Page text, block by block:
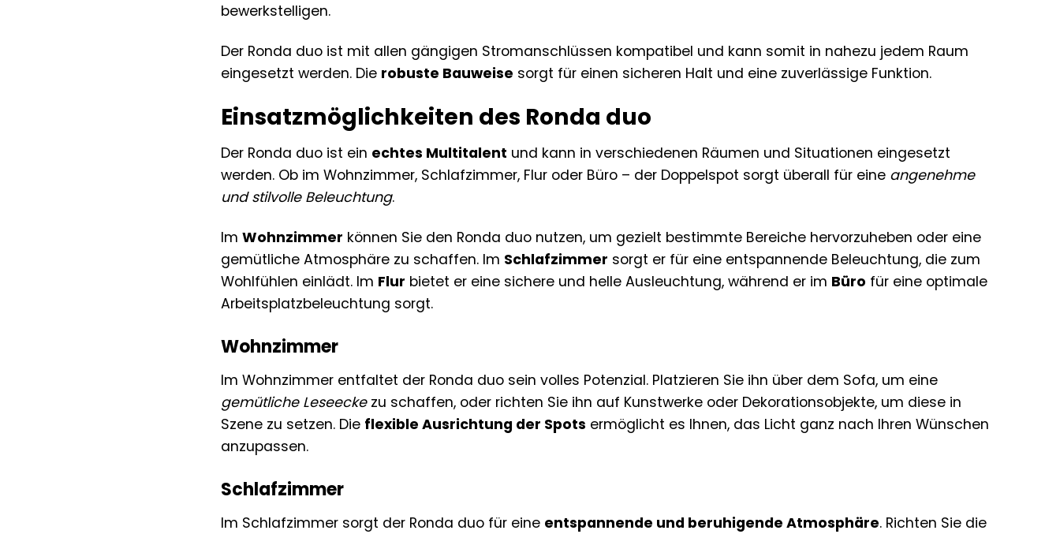
bewerkstelligen.
Der Ronda duo ist mit allen gängigen Stromanschlüssen kompatibel und kann somit in nahezu jedem Raum
eingesetzt werden. Die robuste Bauweise sorgt für einen sicheren Halt und eine zuverlässige Funktion.
Einsatzmöglichkeiten des Ronda duo
Der Ronda duo ist ein echtes Multitalent und kann in verschiedenen Räumen und Situationen eingesetzt
werden. Ob im Wohnzimmer, Schlafzimmer, Flur oder Büro – der Doppelspot sorgt überall für eine angenehme
und stilvolle Beleuchtung.
ImWohnzimmer können Sie den Ronda duo nutzen, um gezielt bestimmte Bereiche hervorzuheben oder eine
gemütliche Atmosphäre zu schaffen. Im Schlafzimmer sorgt er für eine entspannende Beleuchtung, die zum
Wohlfühlen einlädt. Im Flur bietet er eine sichere und helle Ausleuchtung, während er im Büro für eine optimale
Arbeitsplatzbeleuchtung sorgt.
Wohnzimmer
Im Wohnzimmer entfaltet der Ronda duo sein volles Potenzial. Platzieren Sie ihn über dem Sofa, um eine
gemütliche Leseeckezu schaffen, oder richten Sie ihn auf Kunstwerke oder Dekorationsobjekte, um diese in
Szene zu setzen. Die flexible Ausrichtung der Spots ermöglicht es Ihnen, das Licht ganz nach Ihren Wünschen
anzupassen.
Schlafzimmer
Im Schlafzimmer sorgt der Ronda duo für eine entspannende und beruhigende Atmosphäre. Richten Sie die